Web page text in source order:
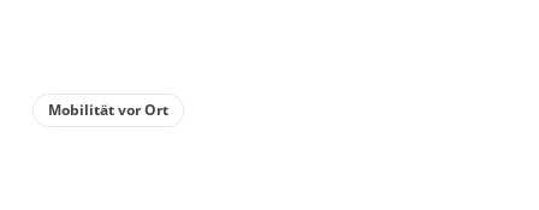
Mobilität vor Ort